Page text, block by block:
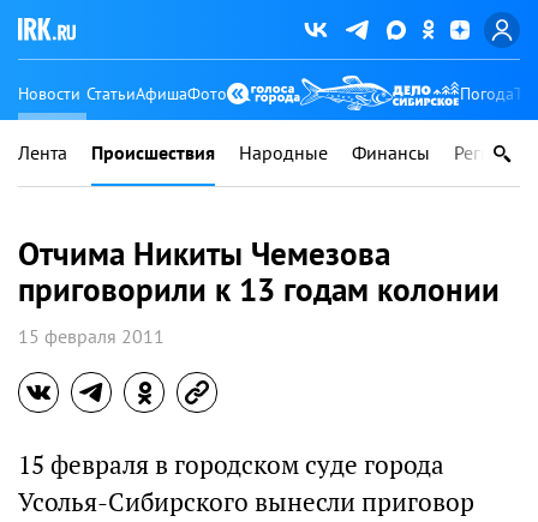
Новости СтатьиАфишаФото Погода
Лента Происшествия Народные Финансы Регионы
Отчима Никиты Чемезова
приговорили к 13 годам колонии
15 февраля 2011
15 февраля в городском суде города
Усолья-Сибирского вынесли приговор